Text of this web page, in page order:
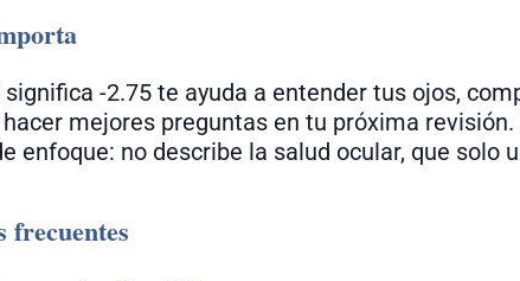
significa -2.75 te ayuda a entender tus ojos,
mejores preguntas en tu próxima
enfoque: no describe la salud ocular, que solo
frecuentes